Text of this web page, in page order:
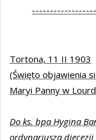
Tortona, 11 II 1903
(Święto objawienia
Maryi Panny w
Do ks. bpa Hygina
ordynariusza